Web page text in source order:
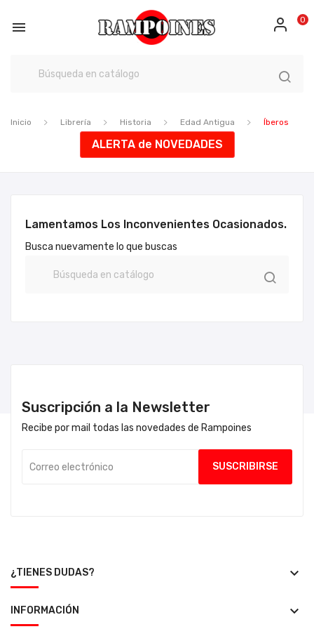
 0
Inicio Librería Historia Edad Antigua Íberos
ALERTA de NOVEDADES
Lamentamos Los Inconvenientes Ocasionados.
Busca nuevamente lo que buscas
Suscripción a la Newsletter
Recibe por mail todas las novedades de Rampoines
¿TIENES DUDAS? keyboard_arrow_down
INFORMACIÓN keyboard_arrow_down